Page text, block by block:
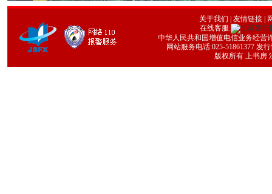
关于我们 友情链接 |
在线客服:
中华人民共和国增值电信业务经营
网站服务电话:025-51861377 发
版权所有 上书房